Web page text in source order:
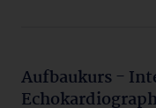
Aufbaukurs -